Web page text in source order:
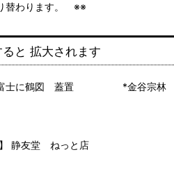
替わります。 ※※
と 拡大されます
富士に鶴図 蓋置 *金谷宗林
静友堂 ねっと店